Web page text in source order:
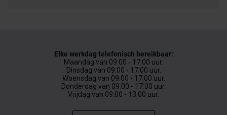
Elke werkdag telefonisch bereikbaar:
Maandag van 09:00 - 17:00 uur.
Dinsdag van 09:00 - 17:00 uur.
Woensdag van 09:00 - 17:00 uur.
Donderdag van 09:00 - 17:00 uur.
Vrijdag van 09:00 - 13:00 uur.